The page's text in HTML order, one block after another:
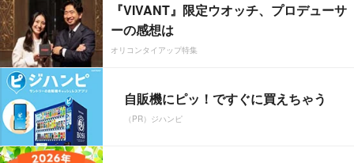
『VIVANT』限定ウオッチ、プロデューサ
ーの感想は
オリコンタイアップ特集
自販機にピッ！ですぐに買えちゃう
（PR）ジハンピ